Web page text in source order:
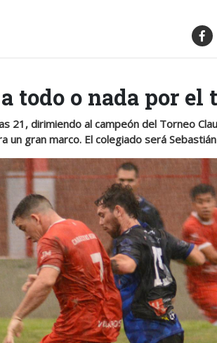
todo o nada por
21, dirimiendo al campeón del Torneo
gran marco. El colegiado será